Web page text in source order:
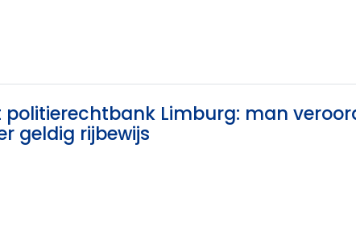
politierechtbank Limburg: man
geldig rijbewijs